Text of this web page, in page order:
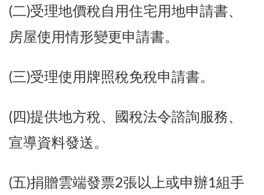
(二)受理地價稅自用住宅用地申請書、
房屋使用情形變更申請書。
(三)受理使用牌照稅免稅申請書。
(四)提供地方稅、國稅法令諮詢服務、
宣導資料發送。
(五)捐贈雲端發票2張以上或申辦1組手